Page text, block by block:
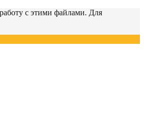
с этими файлами. Для